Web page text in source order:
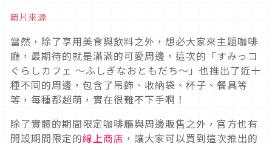
角落小夥伴主題咖啡廳周邊